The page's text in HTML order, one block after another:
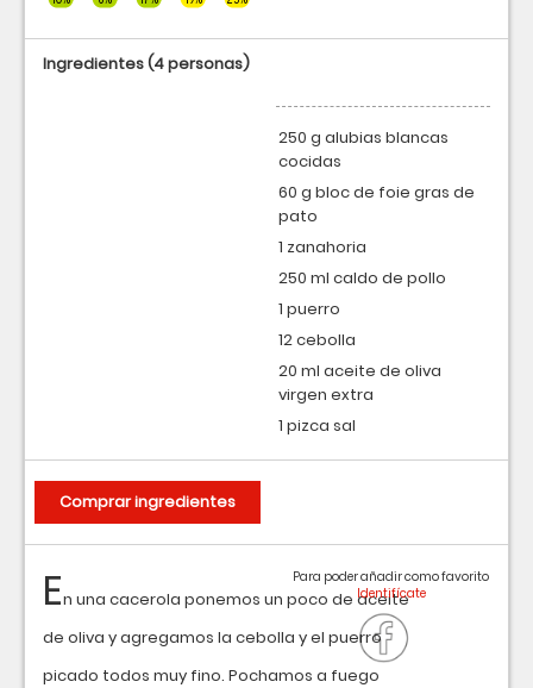
En una cacerola ponemos un poco de aceite
de oliva y agregamos la cebolla y el puerro
picado todos muy fino. Pochamos a fuego
Para poder añadir como favorito
Ingredientes(4 personas)
250 g alubias blancas
cocidas
60 g bloc de foie gras de
pato
1 zanahoria
250 ml caldo de pollo
1 puerro
12 cebolla
20 ml aceite de oliva
virgen extra
1 pizca sal
Comprar ingredientes